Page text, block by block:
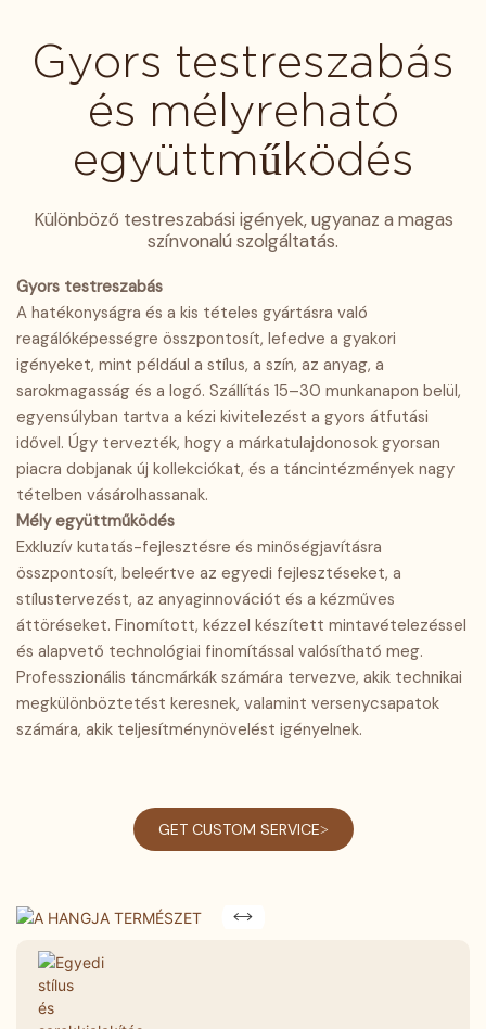
Gyors testreszabás
és mélyreható
együttműködés
Különböző testreszabási igények, ugyanaz a magas
színvonalú szolgáltatás.
Gyors testreszabás
A hatékonyságra és a kis tételes gyártásra való
reagálóképességre összpontosít, lefedve a gyakori
igényeket, mint például a stílus, a szín, az anyag, a
sarokmagasság és a logó. Szállítás 15–30 munkanapon belül,
egyensúlyban tartva a kézi kivitelezést a gyors átfutási
idővel. Úgy tervezték, hogy a márkatulajdonosok gyorsan
piacra dobjanak új kollekciókat, és a táncintézmények nagy
tételben vásárolhassanak.
Mély együttműködés
Exkluzív kutatás-fejlesztésre és minőségjavításra
összpontosít, beleértve az egyedi fejlesztéseket, a
stílustervezést, az anyaginnovációt és a kézműves
áttöréseket. Finomított, kézzel készített mintavételezéssel
és alapvető technológiai finomítással valósítható meg.
Professzionális táncmárkák számára tervezve, akik technikai
megkülönböztetést keresnek, valamint versenycsapatok
számára, akik teljesítménynövelést igényelnek.
GET CUSTOM SERVICE>